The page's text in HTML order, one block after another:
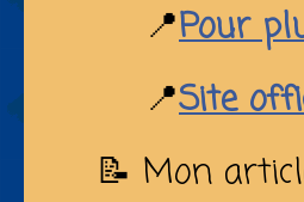
📍Pour
📍Site
📝 Mon